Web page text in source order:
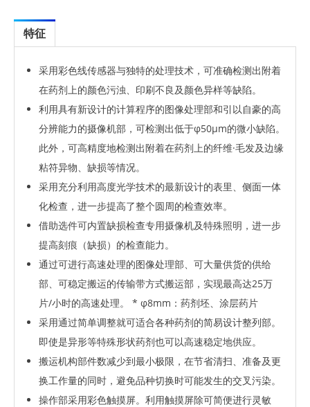
特征
采用彩色线传感器与独特的处理技术，可准确检测出附着
在药剂上的颜色污浊、印刷不良及颜色异样等缺陷。
利用具有新设计的计算程序的图像处理部和引以自豪的高
分辨能力的摄像机部，可检测出低于φ50μm的微小缺陷。
此外，可高精度地检测出附着在药剂上的纤维·毛发及边缘
粘符异物、缺损等情况。
采用充分利用高度光学技术的最新设计的表里、侧面一体
化检查，进一步提高了整个圆周的检查效率。
借助选件可内置缺损检查专用摄像机及特殊照明，进一步
提高刻痕（缺损）的检查能力。
通过可进行高速处理的图像处理部、可大量供货的供给
部、可稳定搬运的传输带方式搬运部，实现最高达25万
片/小时的高速处理。 * φ8mm：药剂坯、涂层药片
采用通过简单调整就可适合各种药剂的简易设计整列部。
即使是异形等特殊形状药剂也可以高速稳定地供应。
搬运机构部件数减少到最小极限，在节省清扫、准备及更
换工作量的同时，避免品种切换时可能发生的交叉污染。
操作部采用彩色触摸屏。利用触摸屏除可简便进行灵敏